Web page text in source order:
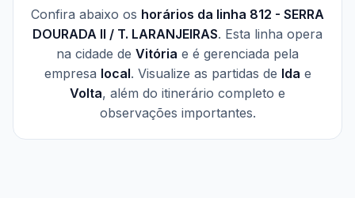
Confira abaixo os horários da linha 812 - SERRA
DOURADA II / T. LARANJEIRAS. Esta linha opera
na cidade de Vitória e é gerenciada pela
empresa local. Visualize as partidas de Ida e
Volta, além do itinerário completo e
observações importantes.